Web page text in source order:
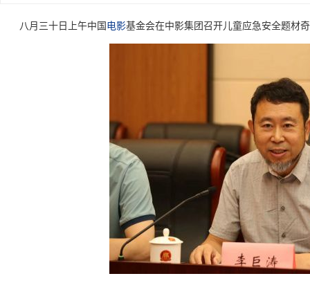
八月三十日上午中国电影基金会在中影集团召开儿童应急安全题材